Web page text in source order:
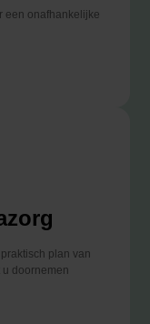
een onafhankelijke
plan van
doornemen